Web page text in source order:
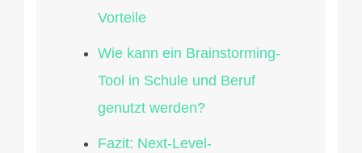
Vorteile
Wie kann ein Brainstorming-
Tool in Schule und Beruf
genutzt werden?
Fazit: Next-Level-